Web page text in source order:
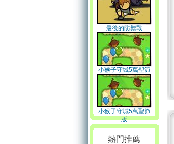
最後的防禦戰
小猴子守城5萬聖節
無敵版
小猴子守城5萬聖節
版
熱門推薦